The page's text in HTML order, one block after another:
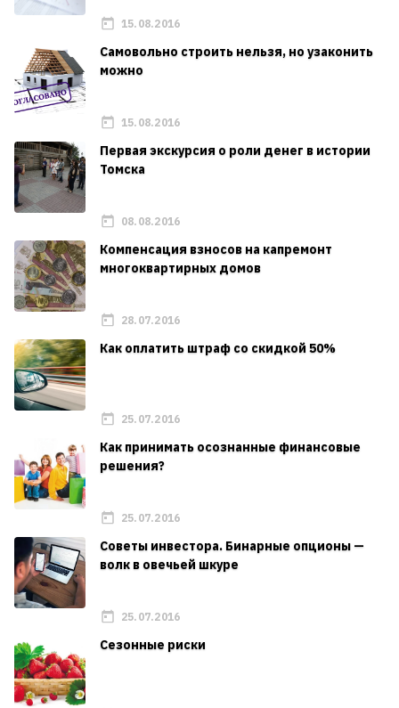
15.08.2016
Самовольно строить нельзя, но узаконить
можно
15.08.2016
Первая экскурсия о роли денег в истории
Томска
08.08.2016
Компенсация взносов на капремонт
многоквартирных домов
28.07.2016
Как оплатить штраф со скидкой 50%
25.07.2016
Как принимать осознанные финансовые
решения?
25.07.2016
Советы инвестора. Бинарные опционы —
волк в овечьей шкуре
25.07.2016
Сезонные риски